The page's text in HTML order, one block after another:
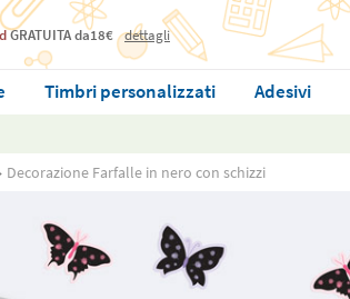
GRATUITAda18€ dettagli
Timbri personalizzati Adesivi
Decorazione Farfalle in nero con schizzi